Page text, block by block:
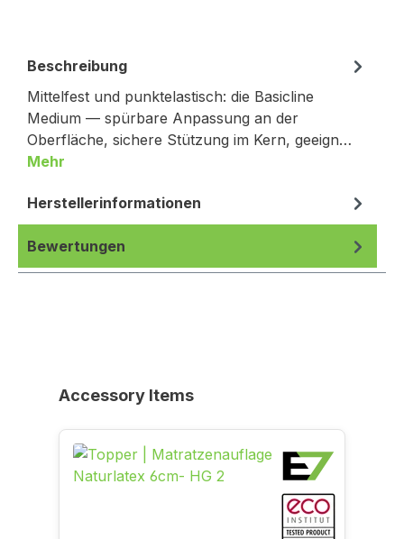
Beschreibung
Mittelfest und punktelastisch: die Basicline
Medium — spürbare Anpassung an der
Oberfläche, sichere Stützung im Kern, geeign…
Mehr
Herstellerinformationen
Bewertungen
Produktgalerie überspringen
Accessory Items